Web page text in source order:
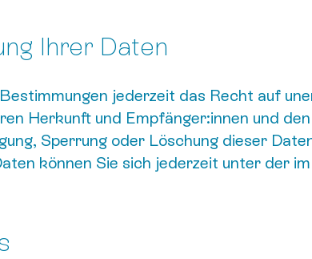
Ihrer Daten
jederzeit das Recht auf
Herkunft und Empfänger:innen und
Sperrung oder Löschung dieser
können Sie sich jederzeit unter der